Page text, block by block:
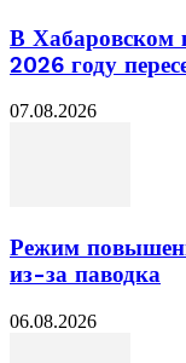
В Хабаровском
2026 году
07.08.2026
Режим
из-за паводка
06.08.2026